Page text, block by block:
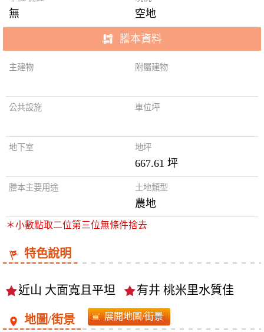
無 空地
謄本資料
主建物 附屬建物
公共設施 車位坪
地下室 地坪
667.61 坪
謄本主要用途 土地類型
農地
＊小數點取二位第三位無條件捨去
特色說明
近山 大面寬且平坦 有井 桃米里水質佳
地圖/街景